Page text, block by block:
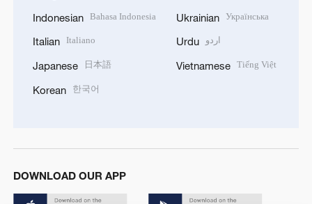
Indonesian Bahasa Indonesia
Italian Italiano
Japanese 日本語
Korean 한국어
Ukrainian Українська
Urdu اردو
Vietnamese Tiếng Việt
DOWNLOAD OUR APP